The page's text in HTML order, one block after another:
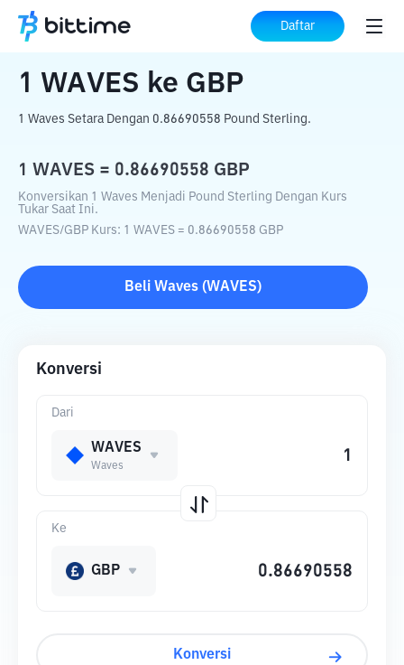
Daftar
Beranda Konverter Kripto WAVES ke GBP
1 WAVES ke GBP
1 Waves Setara Dengan 0.86690558 Pound Sterling.
1 WAVES = 0.86690558 GBP
Konversikan 1 Waves Menjadi Pound Sterling Dengan Kurs
Tukar Saat Ini.
WAVES/GBP Kurs: 1 WAVES = 0.86690558 GBP
Beli Waves (WAVES)
Konversi
Dari
WAVES
Waves
Ke
GBP
Konversi